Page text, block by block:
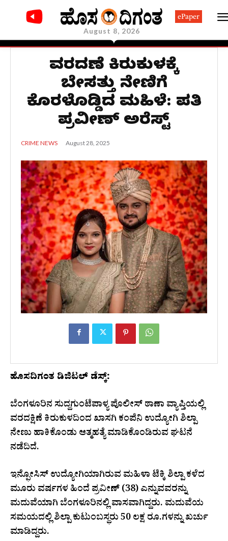
August 8, 2026
ePaper
ವರದಕ್ಷಿಣೆ ಕಿರುಕುಳಕ್ಕೆ
ಬೇಸತ್ತು ನೇಣಿಗೆ
ಕೊರಳೊಡ್ಡಿದ ಮಹಿಳೆ: ಪತಿ
ಪ್ರವೀಣ್ ಅರೆಸ್ಟ್
CRIME NEWS August 28, 2025
ಹೊಸದಿಗಂತ ಡಿಜಿಟಲ್ ಡೆಸ್ಕ್:
ಬೆಂಗಳೂರಿನ ಸುದ್ದಗುಂಟೆಪಾಳ್ಯ ಪೊಲೀಸ್ ಠಾಣಾ ವ್ಯಾಪ್ತಿಯಲ್ಲಿ
ವರದಕ್ಷಿಣೆ ಕಿರುಕುಳದಿಂದ ಖಾಸಗಿ ಕಂಪೆನಿ ಉದ್ಯೋಗಿ ಶಿಲ್ಪಾ
ನೇಣು ಹಾಕಿಕೊಂಡು ಆತ್ಮಹತ್ಯೆ ಮಾಡಿಕೊಂಡಿರುವ ಘಟನೆ
ನಡೆದಿದೆ.
ಇನ್ಫೋಸಿಸ್ ಉದ್ಯೋಗಿಯಾಗಿರುವ ಮಹಿಳಾ ಟೆಕ್ಕಿ ಶಿಲ್ಪಾ ಕಳೆದ
ಮೂರು ವರ್ಷಗಳ ಹಿಂದೆ ಪ್ರವೀಣ್ (38) ಎನ್ನುವವರನ್ನು
ಮದುವೆಯಾಗಿ ಬೆಂಗಳೂರಿನಲ್ಲಿ ವಾಸವಾಗಿದ್ದರು. ಮದುವೆಯ
ಸಮಯದಲ್ಲಿ ಶಿಲ್ಪಾ ಕುಟುಂಬಸ್ಥರು 50 ಲಕ್ಷ ರೂ.ಗಳನ್ನು ಖರ್ಚು
ಮಾಡಿದ್ದರು.